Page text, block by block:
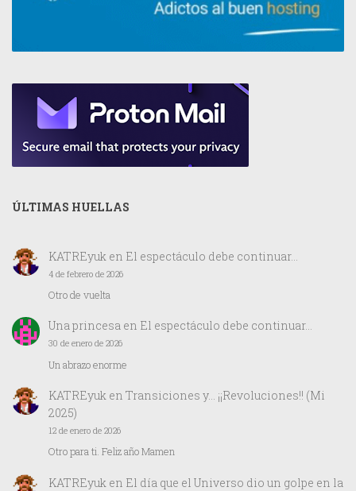
ÚLTIMAS HUELLAS
KATREyuk en El espectáculo debe continuar…
4 de febrero de 2026
Otro de vuelta
Una princesaen El espectáculo debe continuar…
30 de enero de 2026
Un abrazo enorme
KATREyuken Transiciones y… ¡¡Revoluciones!! (Mi
2025)
12 de enero de 2026
Otro para ti. Feliz año Mamen
KATREyuk en El día que el Universo dio un golpe en la